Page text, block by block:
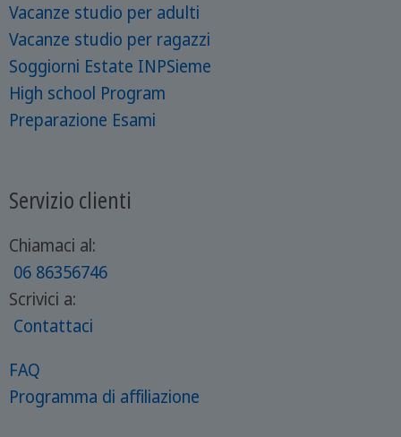
Vacanze studio per adulti
Vacanze studio per ragazzi
Soggiorni Estate INPSieme
High school Program
Preparazione Esami
Servizio clienti
Chiamaci al:
06 86356746
Scrivici a:
Contattaci
FAQ
Programma di affiliazione